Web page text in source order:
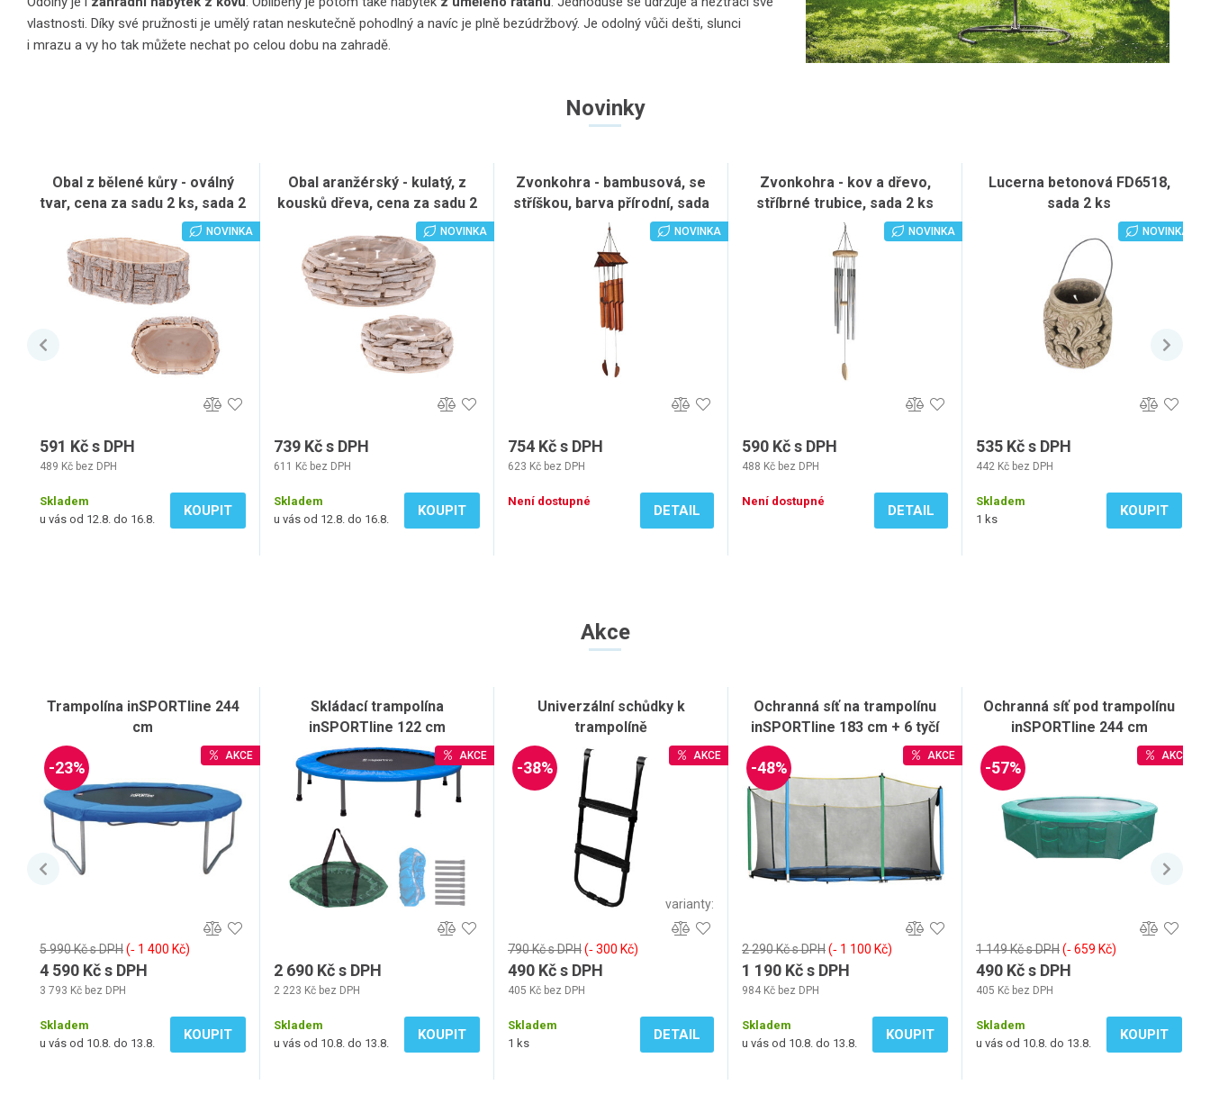
vlastnosti. Díky své pružnosti je umělý ratan neskutečně pohodlný a navíc je plně bezúdržbový. Je odolný vůči dešti, slunci
i mrazu a vy ho tak můžete nechat po celou dobu na zahradě.
Novinky
Obal z bělené kůry - oválný
tvar, cena za sadu 2 ks, sada 2
NOVINKA
591 Kč s DPH
489 Kč bez DPH
Skladem
u vás od 12.8. do 16.8.
KOUPIT
Obal aranžérský - kulatý, z
kousků dřeva, cena za sadu 2
ks, sada 2 ks
NOVINKA
739 Kč s DPH
611 Kč bez DPH
Skladem
u vás od 12.8. do 16.8.
KOUPIT
Zvonkohra - bambusová, se
stříškou, barva přírodní, sada
2 ks
NOVINKA
754 Kč s DPH
623 Kč bez DPH
Není dostupné
DETAIL
Zvonkohra - kov a dřevo,
stříbrné trubice, sada 2 ks
NOVINKA
590 Kč s DPH
488 Kč bez DPH
Není dostupné
DETAIL
Lucerna betonová FD6518,
sada 2 ks
NOVINKA
535 Kč s DPH
442 Kč bez DPH
Skladem
1 ks
KOUPIT
Akce
Trampolína inSPORTline 244
cm
AKCE
-23%
5 990 Kč s DPH(‐ 1 400 Kč)
4 590 Kč s DPH
3 793 Kč bez DPH
Skladem
u vás od 10.8. do 13.8.
KOUPIT
Skládací trampolína
inSPORTline 122 cm
AKCE
2 690 Kč s DPH
2 223 Kč bez DPH
Skladem
u vás od 10.8. do 13.8.
KOUPIT
Univerzální schůdky k
trampolíně
AKCE
-38%
varianty:
790 Kč s DPH(‐ 300 Kč)
490 Kč s DPH
405 Kč bez DPH
Skladem
1 ks
DETAIL
Ochranná síť na trampolínu
inSPORTline 183 cm + 6 tyčí
AKCE
-48%
2 290 Kč s DPH(‐ 1 100 Kč)
1 190 Kč s DPH
984 Kč bez DPH
Skladem
u vás od 10.8. do 13.8.
KOUPIT
Ochranná síť pod trampolínu
inSPORTline 244 cm
AKCE
-57%
1 149 Kč s DPH(‐ 659 Kč)
490 Kč s DPH
405 Kč bez DPH
Skladem
u vás od 10.8. do 13.8.
KOUPIT